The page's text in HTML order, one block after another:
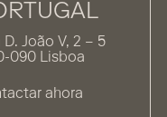
D. João V, 2 – 5
090 Lisboa
ahora